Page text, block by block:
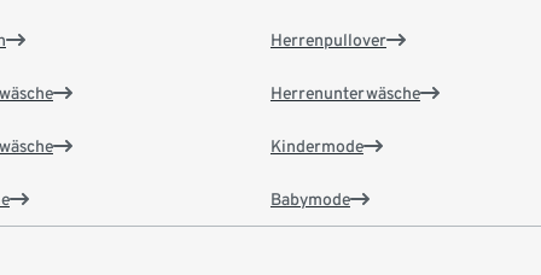
Herrenpullover
Herrenunterwäsche
Kindermode
Babymode